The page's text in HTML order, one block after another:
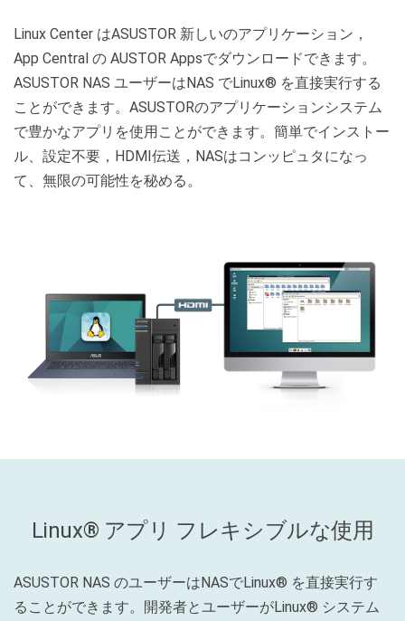
Linux Center はASUSTOR 新しいのアプリケーション，
App Central の AUSTOR Appsでダウンロードできます。
ASUSTOR NAS ユーザーはNAS でLinux® を直接実行する
ことができます。ASUSTORのアプリケーションシステム
で豊かなアプリを使用ことができます。簡単でインストー
ル、設定不要，HDMI伝送，NASはコンッピュタになっ
て、無限の可能性を秘める。
Linux® アプリ フレキシブルな使用
ASUSTOR NAS のユーザーはNASでLinux® を直接実行す
ることができます。開発者とユーザーがLinux® システム